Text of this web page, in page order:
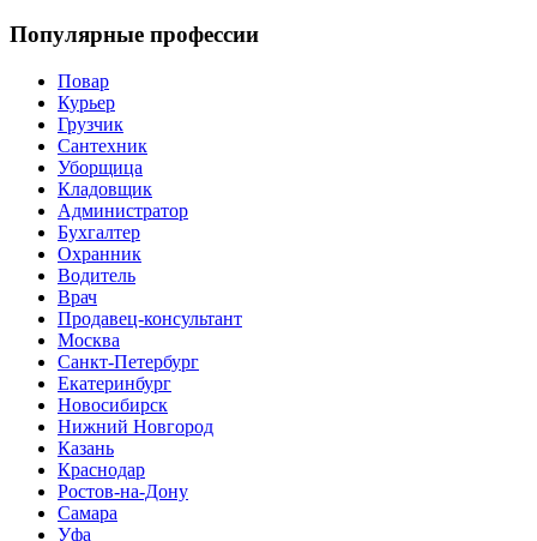
Популярные профессии
Повар
Курьер
Грузчик
Сантехник
Уборщица
Кладовщик
Администратор
Бухгалтер
Охранник
Водитель
Врач
Продавец-консультант
Москва
Санкт-Петербург
Екатеринбург
Новосибирск
Нижний Новгород
Казань
Краснодар
Ростов-на-Дону
Самара
Уфа